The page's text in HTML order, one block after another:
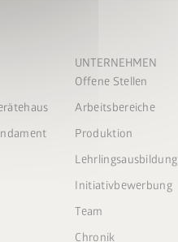
UNTERNEHMEN
Offene Stellen
Arbeitsbereiche
Produktion
Lehrlingsausbildung
Initiativbewerbung
Team
Chronik